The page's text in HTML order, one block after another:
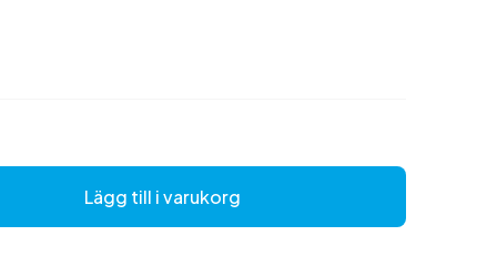
Lägg till i varukorg